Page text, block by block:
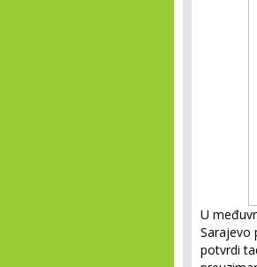
U
Sarajevo
potvrdi